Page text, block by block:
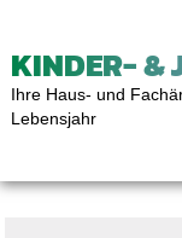
KINDER- &
Ihre Haus- und
Lebensjahr